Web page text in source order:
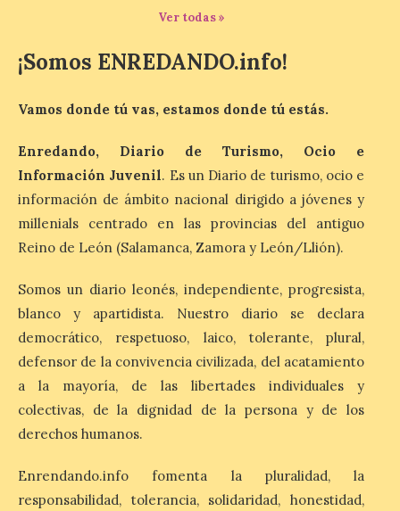
Última llamada: Eclipse
Dónde alojarse y a qué
precio
7 Ago 2026
León es la provincia más
económica (116€/noche),
pero también una de las
más agotadas: solo un 4%
provincias con menos margen: apenas un
1% de los alojamientos siguen libres para
esas […]
El eclipse genera un boom
de reservas hoteleras y
precios desorbitados,
7 Ago 2026
Ver todas »
¡Somos ENREDANDO.info!
Vamos donde tú vas, estamos donde tú estás.
Enredando, Diario de Turismo, Ocio e
Información Juvenil. Es un Diario de turismo, ocio e
información de ámbito nacional dirigido a jóvenes y
millenials centrado en las provincias del antiguo
Reino de León (Salamanca, Zamora y León/Llión).
Somos un diario leonés, independiente, progresista,
blanco y apartidista. Nuestro diario se declara
democrático, respetuoso, laico, tolerante, plural,
defensor de la convivencia civilizada, del acatamiento
a la mayoría, de las libertades individuales y
colectivas, de la dignidad de la persona y de los
derechos humanos.
Enrendando.info fomenta la pluralidad, la
responsabilidad, tolerancia, solidaridad, honestidad,